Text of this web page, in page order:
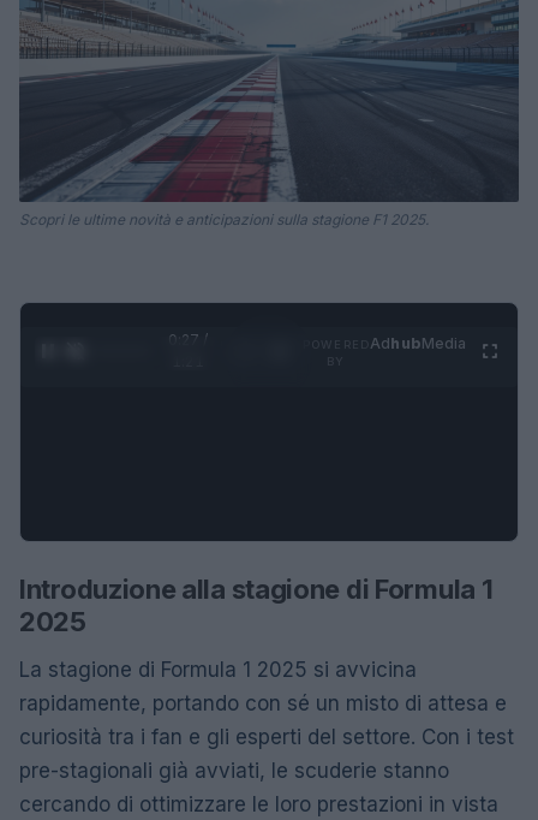
Scopri le ultime novità e anticipazioni sulla stagione F1 2025.
0:27 /
AdhubMedia
Introduzione alla stagione di Formula 1
2025
La stagione di Formula 1 2025 si avvicina
rapidamente, portando con sé un misto di attesa e
curiosità tra i fan e gli esperti del settore. Con i test
pre-stagionali già avviati, le scuderie stanno
cercando di ottimizzare le loro prestazioni in vista